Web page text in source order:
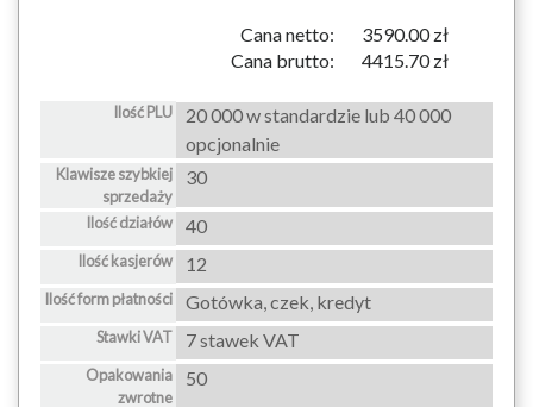
Cana netto:
3590.00 zł
Cana brutto:
4415.70 zł
Ilość PLU
20 000 w standardzie lub 40 000
opcjonalnie
Klawisze szybkiej
sprzedaży
30
Ilość działów 40
Ilość kasjerów 12
Ilość form płatności Gotówka, czek, kredyt
Stawki VAT 7 stawek VAT
Opakowania
zwrotne
50